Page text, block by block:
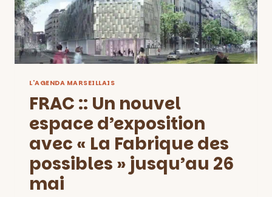
L'AGENDA MARSEILLAIS
FRAC :: Un nouvel
espace d’exposition
avec « La Fabrique des
possibles » jusqu’au 26
mai